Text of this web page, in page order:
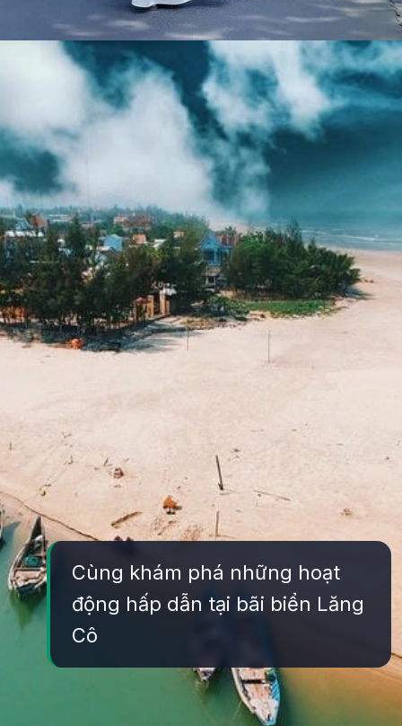
Đang mở https://yeukhoahoc.edu.vn/bai-bien-lang-co-dep
Cùng khám phá những hoạt
động hấp dẫn tại bãi biển Lăng
Cô